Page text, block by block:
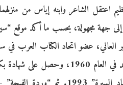
اعتقل الشاعر وابنه إياس من
إلى جهة مجهولة، بحسب ما أكد موقع
العاني، عضو اتحاد الكتاب العرب
الزور. ولد في العام 1960،